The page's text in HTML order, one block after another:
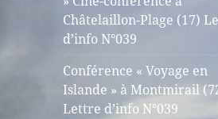
Châtelaillon-Plage (17)
d’info N°039
Conférence « Voyage en
Islande » à Montmirail
Lettre d’info N°039